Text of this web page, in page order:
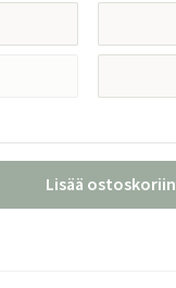
Lisää ostoskoriin